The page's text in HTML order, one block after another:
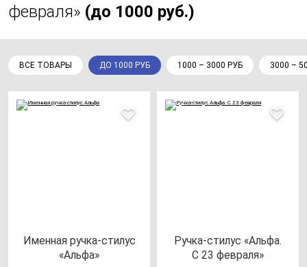
февраля» (до 1000 руб.)
ВСЕ ТОВАРЫ ДО 1000 РУБ 1000 – 3000 РУБ 3000 –
Имен­ная руч­ка-сти­лус
«Аль­фа»
Руч­ка-сти­лус «Аль­фа.
С 23 фев­ра­ля»